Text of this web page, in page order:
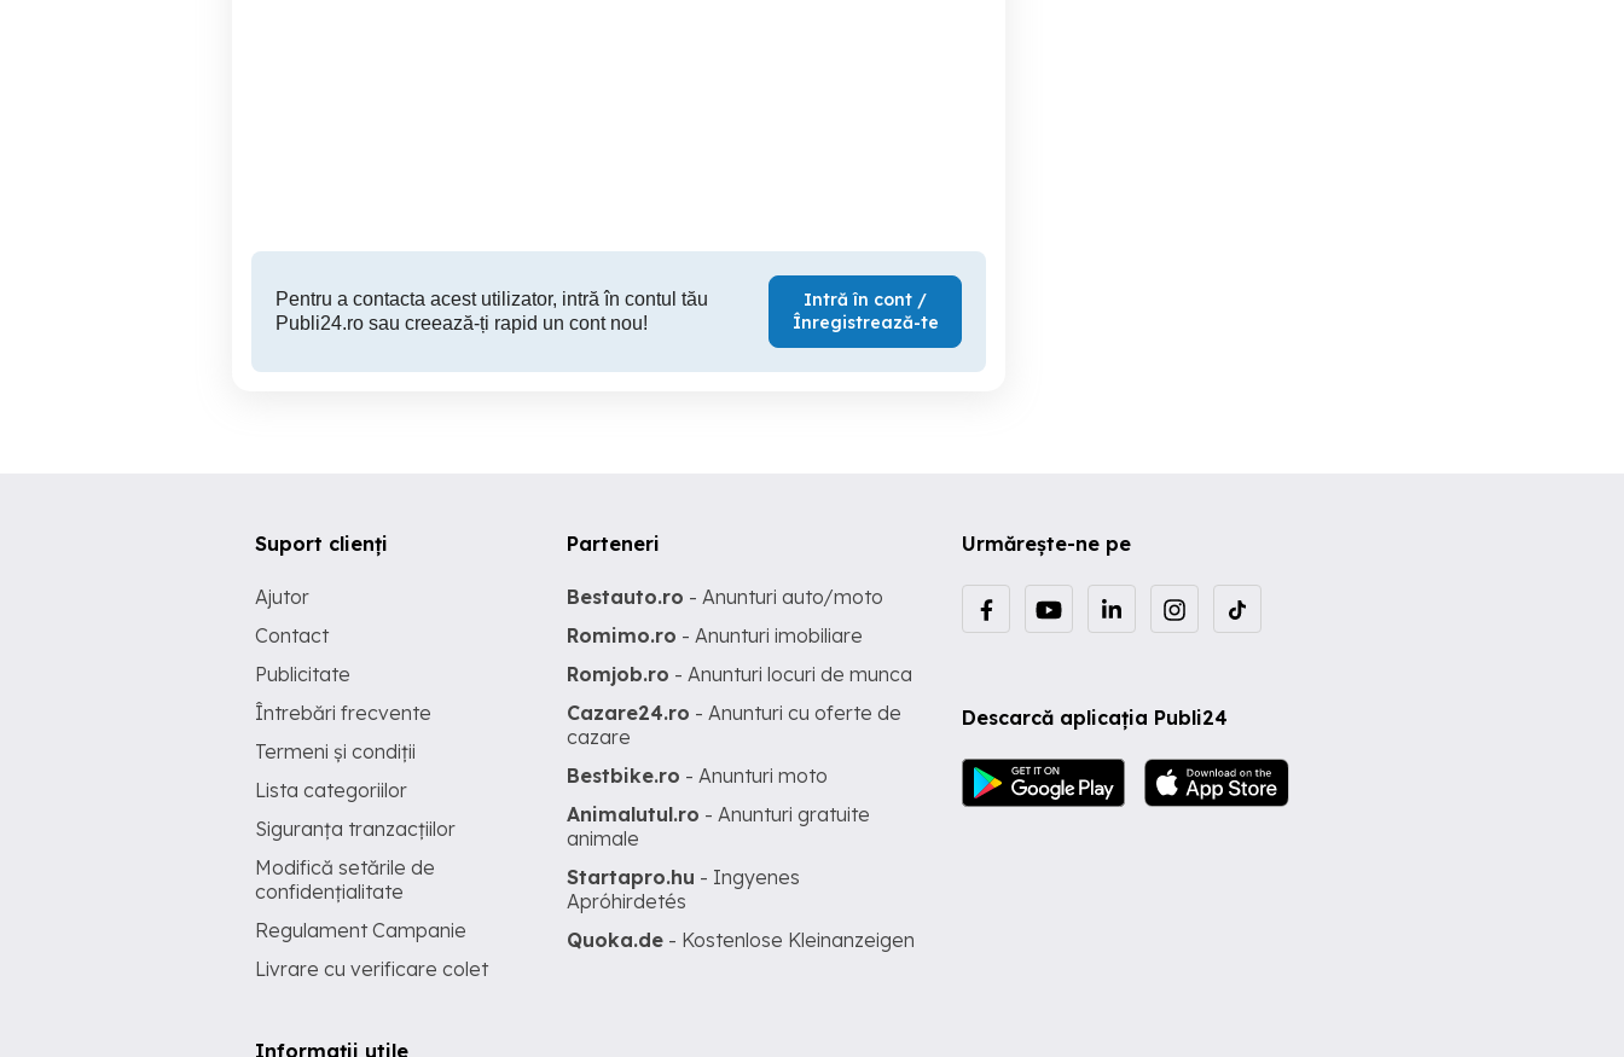
Pentru a contacta acest utilizator, intră în contul tău
Publi24.ro sau creează-ți rapid un cont nou!
Intră în cont /
Înregistrează-te
Urmărește-ne pe
Descarcă aplicația Publi24
Suport clienți
Ajutor
Contact
Publicitate
Întrebări frecvente
Termeni și condiții
Lista categoriilor
Siguranța tranzacțiilor
Modifică setările de
confidențialitate
Regulament Campanie
Livrare cu verificare colet
Informații utile
Parteneri
Bestauto.ro - Anunturi auto/moto
Romimo.ro - Anunturi imobiliare
Romjob.ro - Anunturi locuri de munca
Cazare24.ro - Anunturi cu oferte de
cazare
Bestbike.ro - Anunturi moto
Animalutul.ro - Anunturi gratuite
animale
Startapro.hu - Ingyenes
Apróhirdetés
Quoka.de - Kostenlose Kleinanzeigen